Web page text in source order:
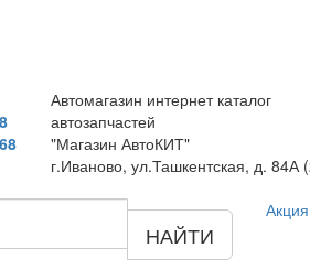
Автомагазин интернет каталог
автозапчастей
"Магазин АвтоКИТ"
г.Иваново, ул.Ташкентская, д. 84А
НАЙТИ
Акция